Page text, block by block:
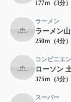
177ｍ（3分）
ラーメン
ラーメン
250ｍ（4分）
コンビニエ
ローソン
375ｍ（5分）
スーパー